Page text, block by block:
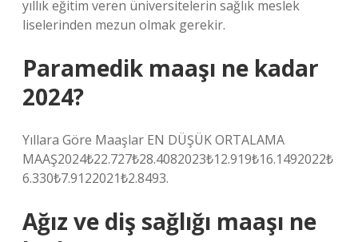
yıllık eğitim veren üniversitelerin sağlık meslek
liselerinden mezun olmak gerekir.
Paramedik maaşı ne kadar
2024?
Yıllara Göre Maaşlar EN DÜŞÜK ORTALAMA
MAAŞ2024₺22.727₺28.4082023₺12.919₺16.1492022₺
6.330₺7.9122021₺2.8493.
Ağız ve diş sağlığı maaşı ne